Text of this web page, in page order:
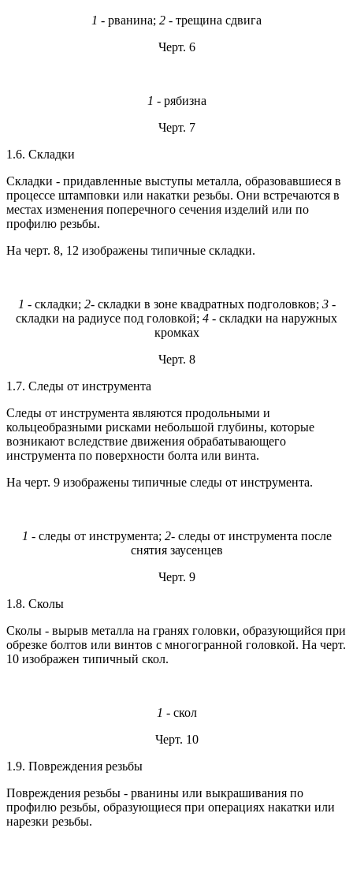
1 - рванина; 2 - трещина сдвига
Черт. 6
1 - рябизна
Черт. 7
1.6. Складки
Складки - придавленные выступы металла, образовавшиеся в
процессе штамповки или накатки резьбы. Они встречаются в
местах изменения поперечного сечения изделий или по
профилю резьбы.
На черт. 8, 12 изображены типичные складки.
1 - складки; 2- складки в зоне квадратных подголовков; 3-
складки на радиусе под головкой; 4 - складки на наружных
кромках
Черт. 8
1.7. Следы от инструмента
Следы от инструмента являются продольными и
кольцеобразными рисками небольшой глубины, которые
возникают вследствие движения обрабатывающего
инструмента по поверхности болта или винта.
На черт. 9 изображены типичные следы от инструмента.
1 - следы от инструмента; 2- следы от инструмента после
снятия заусенцев
Черт. 9
1.8. Сколы
Сколы - вырыв металла на гранях головки, образующийся при
обрезке болтов или винтов с многогранной головкой. На черт.
10 изображен типичный скол.
1 - скол
Черт. 10
1.9. Повреждения резьбы
Повреждения резьбы - рванины или выкрашивания по
профилю резьбы, образующиеся при операциях накатки или
нарезки резьбы.